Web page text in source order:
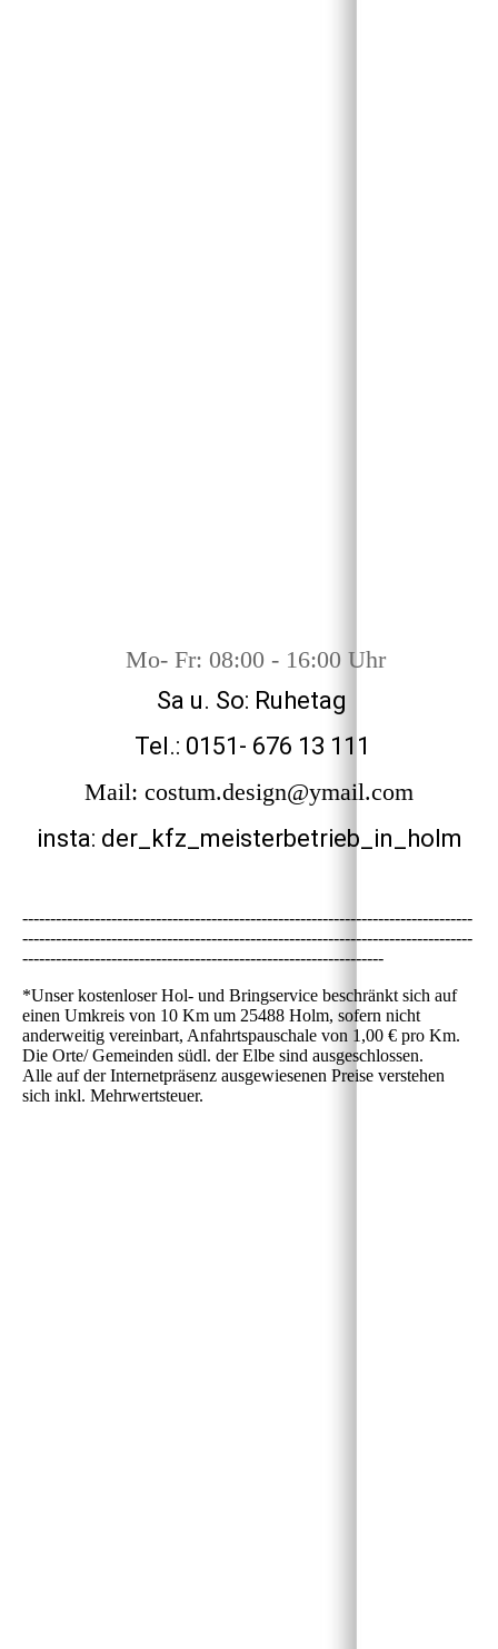
Mo- Fr: 08:00 - 16:00 Uhr
Sa u. So: Ruhetag
Tel.: 0151- 676 13 111
Mail: costum.design@ymail.com
insta: der_kfz_meisterbetrieb_in_holm
---------------------------------------------------------------------------------
---------------------------------------------------------------------------------
-----------------------------------------------------------------
*Unser kostenloser Hol- und Bringservice beschränkt sich auf
einen Umkreis von 10 Km um 25488 Holm, sofern nicht
anderweitig vereinbart, Anfahrtspauschale von 1,00 € pro Km.
Die Orte/ Gemeinden südl. der Elbe sind ausgeschlossen.
Alle auf der Internetpräsenz ausgewiesenen Preise verstehen
sich inkl. Mehrwertsteuer.